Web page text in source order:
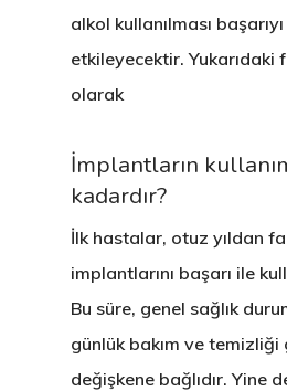
alkol kullanılması
etkileyecektir. Yukarıdaki
olarak
İmplantların
kadardır?
İlk hastalar, otuz yıldan
implantlarını başarı ile
Bu süre, genel sağlık
günlük bakım ve
değişkene bağlıdır. Yine